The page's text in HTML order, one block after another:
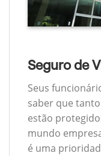
Seguro de
Seus
saber que
estão
mundo
é uma